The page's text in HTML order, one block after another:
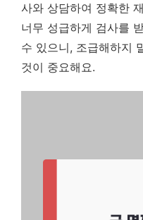
사와 상담하여 정확한
너무 성급하게 검사를
수 있으니, 조급해하지
것이 중요해요.